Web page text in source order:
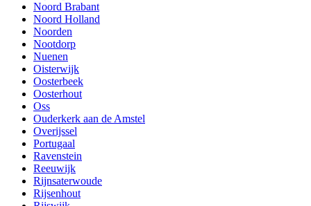
Noord Brabant
Noord Holland
Noorden
Nootdorp
Nuenen
Oisterwijk
Oosterbeek
Oosterhout
Oss
Ouderkerk aan de Amstel
Overijssel
Portugaal
Ravenstein
Reeuwijk
Rijnsaterwoude
Rijsenhout